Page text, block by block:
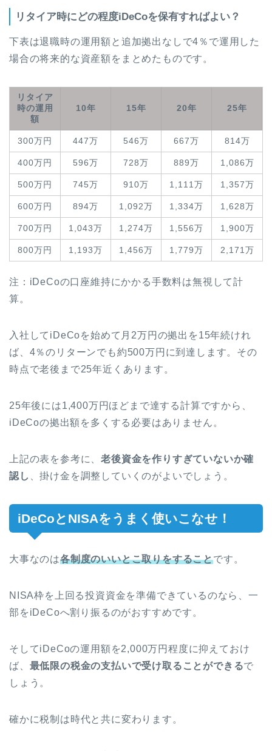
リタイア時にどの程度iDeCoを保有すればよい？
下表は退職時の運用額と追加拠出なしで4％で運用した
場合の将来的な資産額をまとめたものです。
リタイア
時の運用
額
10年 15年 20年 25年
300万円 447万 546万 667万 814万
400万円 596万 728万 889万 1,086万
500万円 745万 910万 1,111万 1,357万
600万円 894万 1,092万 1,334万 1,628万
700万円 1,043万 1,274万 1,556万 1,900万
800万円 1,193万 1,456万 1,779万 2,171万
注：iDeCoの口座維持にかかる手数料は無視して計
算。
入社してiDeCoを始めて月2万円の拠出を15年続けれ
ば、4％のリターンでも約500万円に到達します。その
時点で老後まで25年近くあります。
25年後には1,400万円ほどまで達する計算ですから、
iDeCoの拠出額を多くする必要はありません。
上記の表を参考に、老後資金を作りすぎていないか確
認し
、掛け金を調整していくのがよいでしょう。
iDeCoとNISAをうまく使いこなせ！
大事なのは各制度のいいとこ取りをすることです。
NISA枠を上回る投資資金を準備できているのなら、一
部をiDeCoへ割り振るのがおすすめです。
そしてiDeCoの運用額を2,000万円程度に抑えておけ
ば、 最低限の税金の支払いで受け取ることができるで
しょう。
確かに税制は時代と共に変わります。